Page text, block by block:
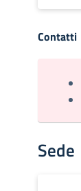
Contatti
Sede